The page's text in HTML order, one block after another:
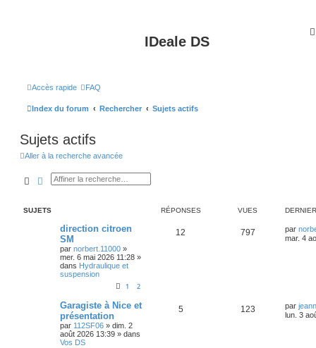
IDeale DS
Accès rapide FAQ
Index du forum Rechercher Sujets actifs
Sujets actifs
Aller à la recherche avancée
Rechercher
Recherche avancée
SUJETS RÉPONSES VUES
direction citroen
SM
par norbert.11000 »
mer. 6 mai 2026 11:28 »
dans Hydraulique et
suspension
1 2
12 797 par
mar. 4
Garagiste à Nice et
présentation
par 112SF06 » dim. 2
août 2026 13:39 » dans
Vos DS
5 123 par
lun. 3